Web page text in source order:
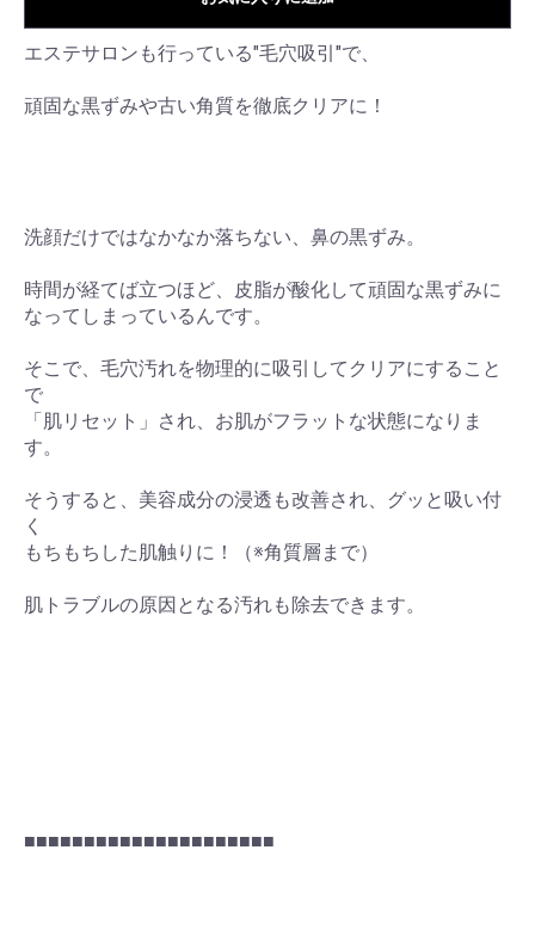
エステサロンも行っている"毛穴吸引"で、
頑固な黒ずみや古い角質を徹底クリアに！
洗顔だけではなかなか落ちない、鼻の黒ずみ。
時間が経てば立つほど、皮脂が酸化して頑固な黒ずみに
なってしまっているんです。
そこで、毛穴汚れを物理的に吸引してクリアにすること
で
「肌リセット」され、お肌がフラットな状態になりま
す。
そうすると、美容成分の浸透も改善され、グッと吸い付
く
もちもちした肌触りに！（※角質層まで）
肌トラブルの原因となる汚れも除去できます。
■■■■■■■■■■■■■■■■■■■■■